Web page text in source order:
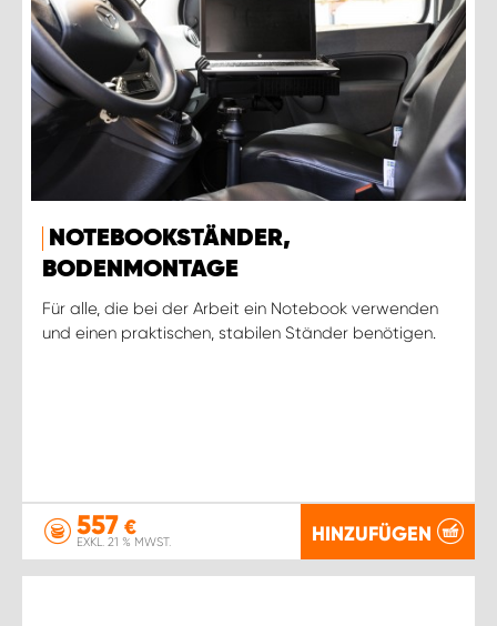
NOTEBOOKSTÄNDER,
BODENMONTAGE
Für alle, die bei der Arbeit ein Notebook verwenden
und einen praktischen, stabilen Ständer benötigen.
557 €
EXKL. 21 % MWST. HINZUFÜGEN